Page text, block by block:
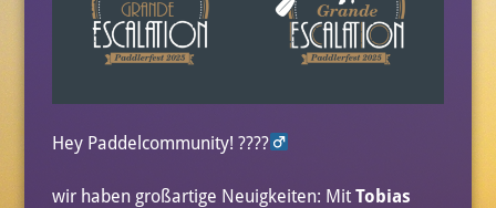
Hey Paddelcommunity! ????‍
wir haben großartige Neuigkeiten: Mit Tobias